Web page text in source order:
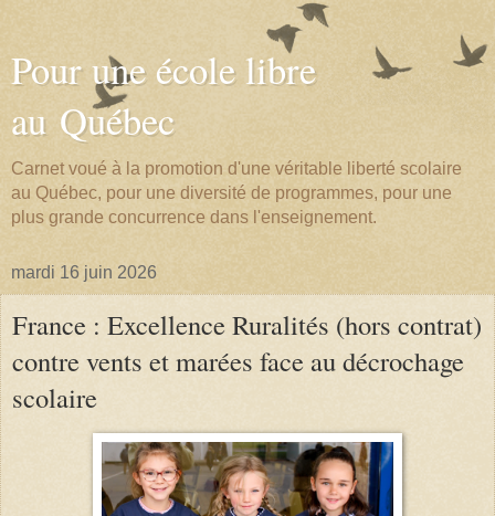
Pour une école libre
au Québec
Carnet voué à la promotion d'une véritable liberté scolaire
au Québec, pour une diversité de programmes, pour une
plus grande concurrence dans l'enseignement.
mardi 16 juin 2026
France : Excel­lence Rura­li­tés (hors contrat)
contre vents et marées face au décro­chage
sco­laire